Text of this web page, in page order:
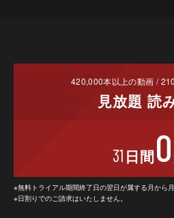
420,000本以上の動画 /210
見放題 読
31 日間0
※無料トライアル期間終了日の翌日が属する月から
※日割りでのご請求はいたしません。